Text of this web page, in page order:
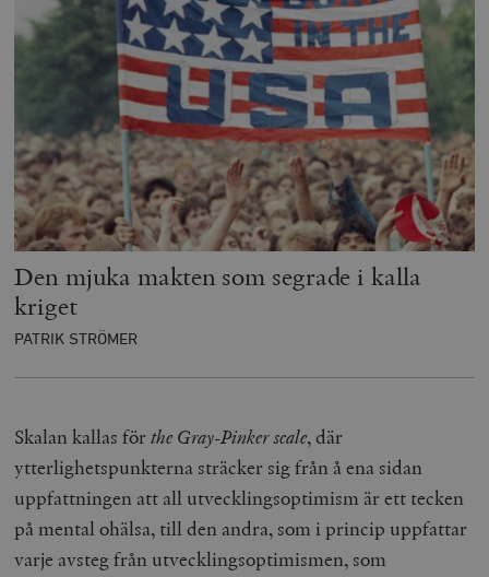
Den mjuka makten som segrade i kalla
kriget
PATRIK STRÖMER
Skalan kallas förthe Gray-Pinker scale, där
ytterlighetspunkterna sträcker sig från å ena sidan
uppfattningen att all utvecklingsoptimism är ett tecken
på mental ohälsa, till den andra, som i princip uppfattar
varje avsteg från utvecklingsoptimismen, som